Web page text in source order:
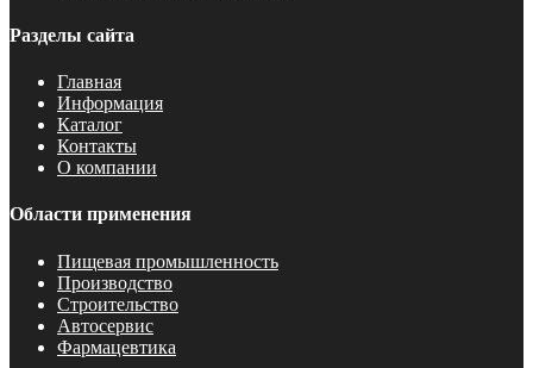
Разделы сайта
Главная
Информация
Каталог
Контакты
О компании
Области применения
Пищевая промышленность
Производство
Строительство
Автосервис
Фармацевтика